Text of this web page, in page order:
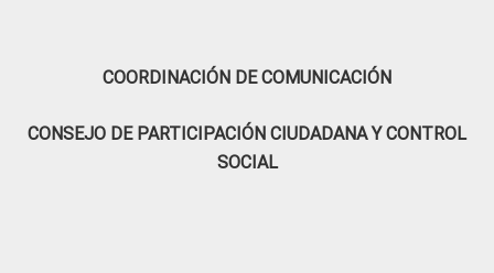
COORDINACIÓN DE COMUNICACIÓN
CONSEJO DE PARTICIPACIÓN CIUDADANA Y CONTROL
SOCIAL